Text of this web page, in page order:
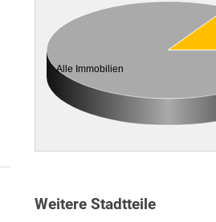
Alle Immobilien
Weitere Stadtteile